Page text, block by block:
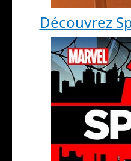
Découvrez